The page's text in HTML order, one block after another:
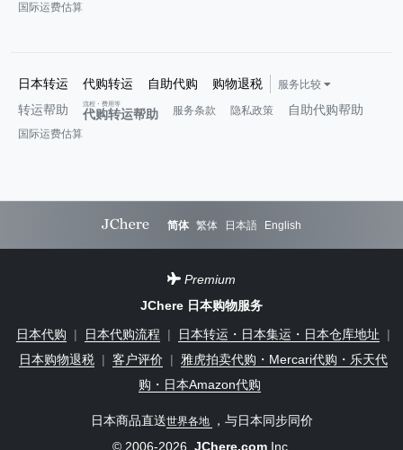
国际运费估算
日本转运 代购转运 自助代购 购物退税 服务比较
转运帮助 代购转运帮助
流程・费用等
服务条款 隐私政策 自助代购帮助
国际运费估算
简体 繁体 日本語 English
Premium
JChere 日本购物服务
日本代购
| 日本代购流程 | 日本转运・日本集运・日本仓库地址
|
日本购物退税 | 客户评价 |
雅虎拍卖代购・Mercari代购・乐天代
购・日本Amazon代购
日本商品直送世界各地
，与日本同步同价
© 2006-2026 JChere.comInc.